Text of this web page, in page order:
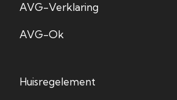
AVG-Verklaring
AVG-Ok
Huisregelement